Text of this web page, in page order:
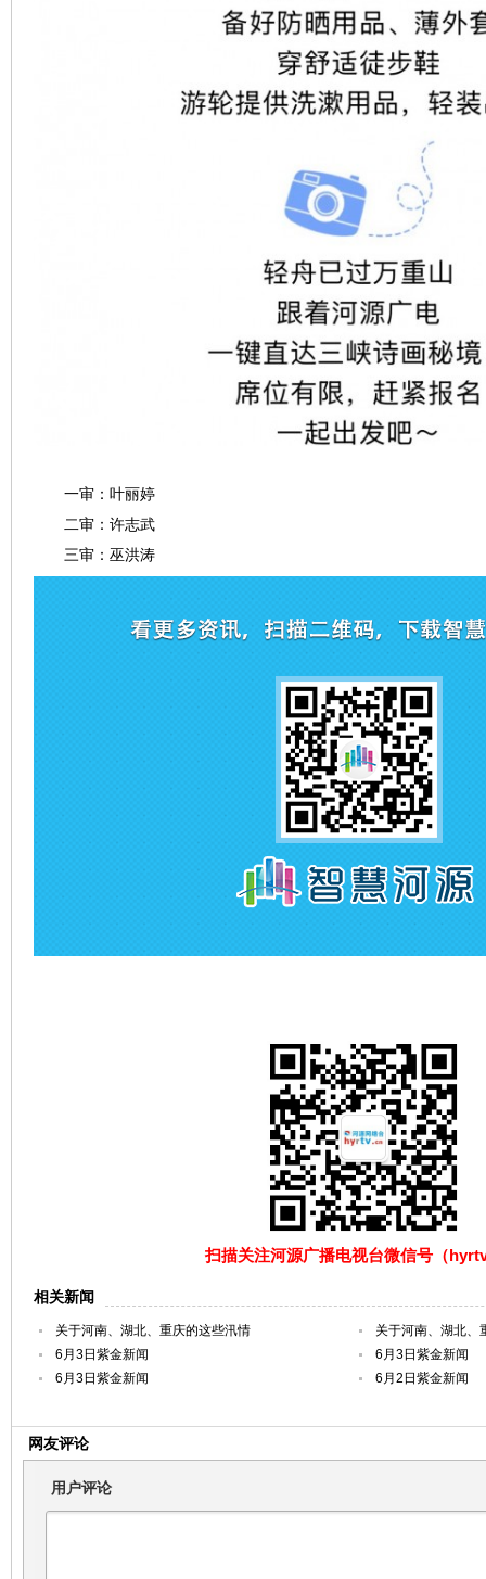
一审：叶丽婷
二审：许志武
三审：巫洪涛
扫描关注河源广播电视台微信号（
相关新闻
关于河南、湖北、重庆的这些汛情
关于河南、湖北、
6月3日紫金新闻
6月3日紫金新闻
6月3日紫金新闻
6月2日紫金新闻
网友评论
用户评论